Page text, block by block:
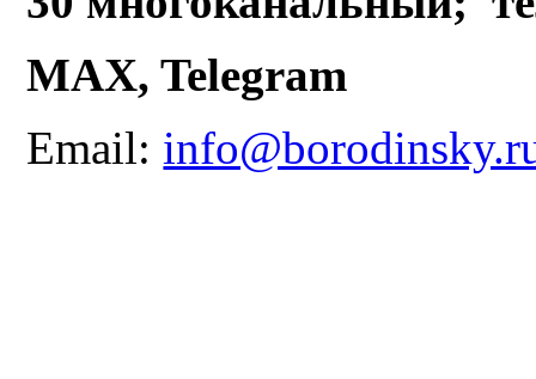
MAX, Telegram
Email: